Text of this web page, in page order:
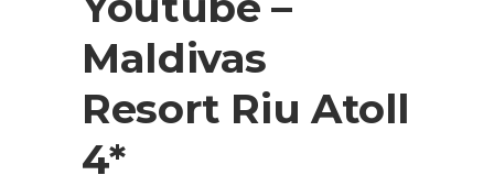
Maldivas
Resort Riu Atoll
4*